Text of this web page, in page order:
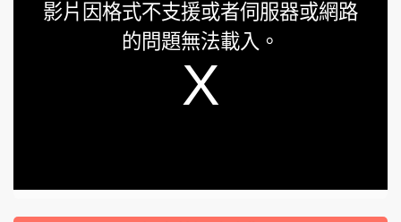
影片因格式不支援或者伺服器或網路
的問題無法載入。